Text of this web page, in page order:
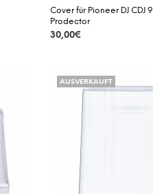
Cover für Pioneer DJ CDJ
Prodector
30,00€
AUSVERKAUFT